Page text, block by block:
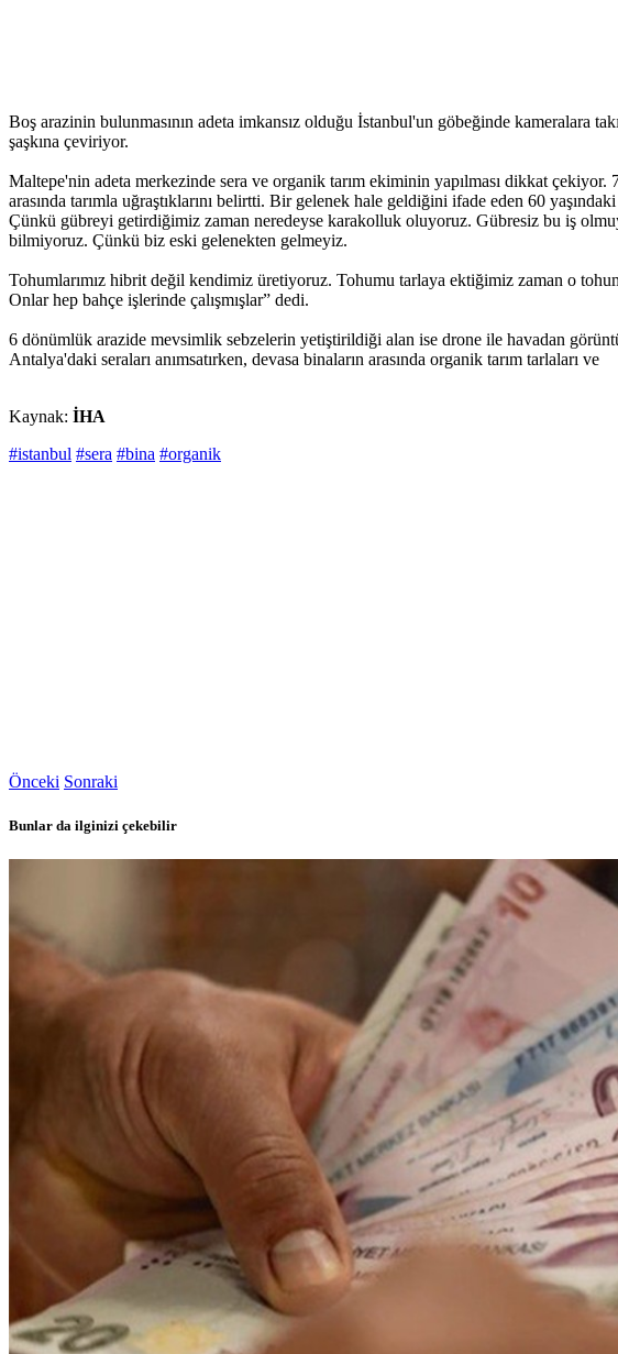
Boş arazinin bulunmasının adeta imkansız olduğu İstanbul'un göbeğinde kameralara
şaşkına çeviriyor.
Maltepe'nin adeta merkezinde sera ve organik tarım ekiminin yapılması dikkat
arasında tarımla uğraştıklarını belirtti. Bir gelenek hale geldiğini ifade eden 60
Çünkü gübreyi getirdiğimiz zaman neredeyse karakolluk oluyoruz. Gübresiz bu iş
bilmiyoruz. Çünkü biz eski gelenekten gelmeyiz.
Tohumlarımız hibrit değil kendimiz üretiyoruz. Tohumu tarlaya ektiğimiz zaman o
Onlar hep bahçe işlerinde çalışmışlar” dedi.
6 dönümlük arazide mevsimlik sebzelerin yetiştirildiği alan ise drone ile havadan
Antalya'daki seraları anımsatırken, devasa binaların arasında organik tarım tarlaları ve
Kaynak: İHA
#istanbul #sera #bina #organik
Önceki Sonraki
Bunlar da ilginizi çekebilir